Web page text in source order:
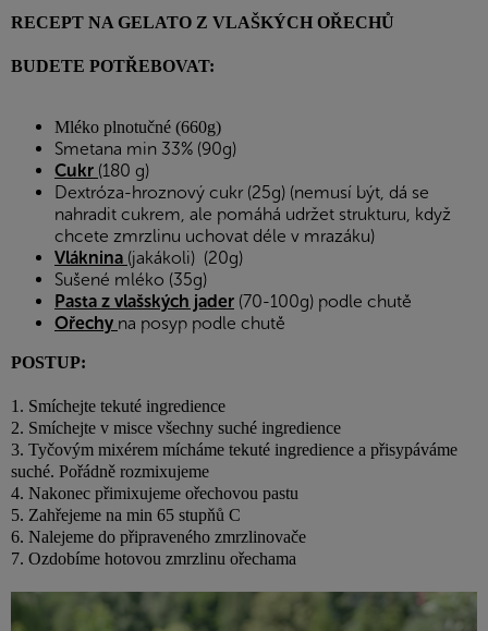
RECEPT NA GELATO Z VLAŠKÝCH OŘECHŮ
BUDETE POTŘEBOVAT:
Mléko plnotučné (660g)
Smetana min 33% (90g)
Cukr (180 g)
Dextróza-hroznový cukr (25g) (nemusí být, dá se
nahradit cukrem, ale pomáhá udržet strukturu, když
chcete zmrzlinu uchovat déle v mrazáku)
Vláknina (jakákoli) (20g)
Sušené mléko (35g)
Pasta z vlašských jader (70-100g) podle chutě
Ořechy na posyp podle chutě
POSTUP:
1. Smíchejte tekuté ingredience
2. Smíchejte v misce všechny suché ingredience
3. Tyčovým mixérem mícháme tekuté ingredience a přisypáváme
suché. Pořádně rozmixujeme
4. Nakonec přimixujeme ořechovou pastu
5. Zahřejeme na min 65 stupňů C
6. Nalejeme do připraveného zmrzlinovače
7. Ozdobíme hotovou zmrzlinu ořechama